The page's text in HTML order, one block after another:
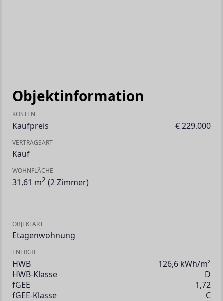
Objektinformation
KOSTEN
Kaufpreis € 229.000
VERTRAGSART
Kauf
WOHNFLÄCHE
31,61 m2 (2 Zimmer)
OBJEKTART
Etagenwohnung
ENERGIE
HWB
126,6 kWh/m²
HWB-Klasse
D
fGEE
1,72
fGEE-Klasse
C